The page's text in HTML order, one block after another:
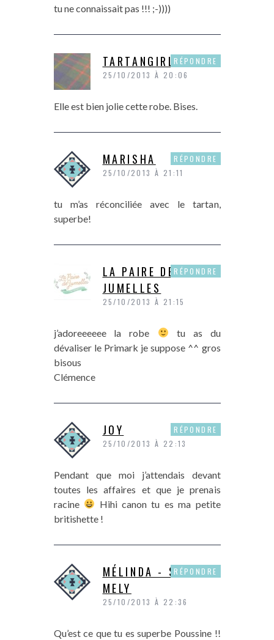
tu ne connaissait pas !!! ;-))))
TARTANGIRL
25/10/2013 À 20:06
Elle est bien jolie cette robe. Bises.
RÉPONDRE
MARISHA
25/10/2013 À 21:11
tu m’as réconciliée avec le tartan,
superbe!
RÉPONDRE
LA PAIRE DE
JUMELLES
25/10/2013 À 21:15
j’adoreeeeee la robe
tu as du
dévaliser le Primark je suppose ^^ gros
bisous
Clémence
RÉPONDRE
JOY
25/10/2013 À 22:13
Pendant que moi j’attendais devant
toutes les affaires et que je prenais
racine
Hihi canon tu es ma petite
britishette !
RÉPONDRE
MÉLINDA - SWEETY
MELY
25/10/2013 À 22:36
Qu’est ce que tu es superbe Poussine !!
RÉPONDRE